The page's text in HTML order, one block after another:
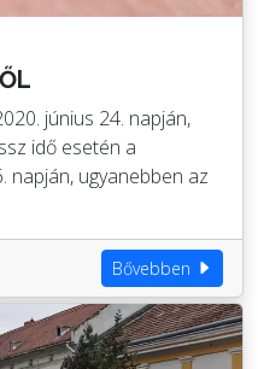
június 24. napján,
idő esetén a
napján, ugyanebben az
Bővebben